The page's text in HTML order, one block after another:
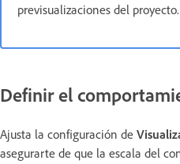
previsualizaciones del proyecto.
Definir el
Ajusta la configuración de
asegurarte de que la escala del